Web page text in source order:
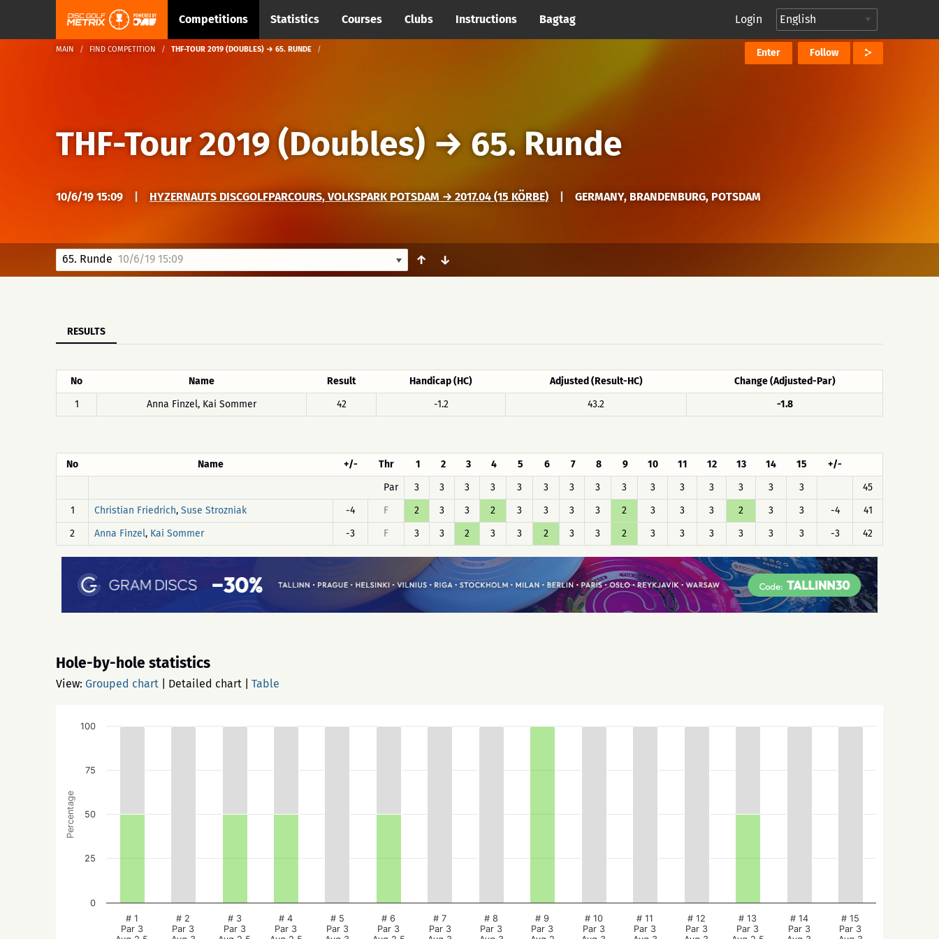
Competitions Statistics Courses Clubs Instructions Bagtag Login
MAIN FIND COMPETITION THF-TOUR 2019 (DOUBLES) → 65. RUNDE Enter Follow
THF-Tour 2019 (Doubles) → 65. Runde
10/6/19 15:09 HYZERNAUTS DISCGOLFPARCOURS, VOLKSPARK POTSDAM → 2017.04 (15 KÖRBE) GERMANY, BRANDENBURG, POTSDAM
65. Runde 10/6/19 15:09 ↑ ↓
RESULTS
No Name Result Handicap (HC) Adjusted (Result-HC)
Change (Adjusted-Par)
1
Anna Finzel, Kai Sommer 42 -1.2 43.2 -1.8
No Name +/- Thr 1 2 3 4 5 6 7 8 9 10 11 12 13 14 15
+/-
Par
3 3 3 3 3 3 3 3 3 3 3 3 3 3 3
45
1
Christian Friedrich, Suse Strozniak -4 F 2 3 3 2 3 3 3 3 2 3 3 3 2 3 3 -4
41
2
Anna Finzel, Kai Sommer -3 F 3 3 2 3 3 2 3 3 2 3 3 3 3 3 3 -3 42
Hole-by-hole statistics
View: Grouped chart Detailed chart Table
Percentage
# 1
Par 3
# 2
Par 3
# 3
Par 3
# 4
Par 3
# 5
Par 3
# 6
Par 3
# 7
Par 3
# 8
Par 3
# 9
Par 3
# 10
Par 3
# 11
Par 3
# 12
Par 3
# 13
Par 3
# 14
Par 3
# 15
Par 3
0
25
50
75
100